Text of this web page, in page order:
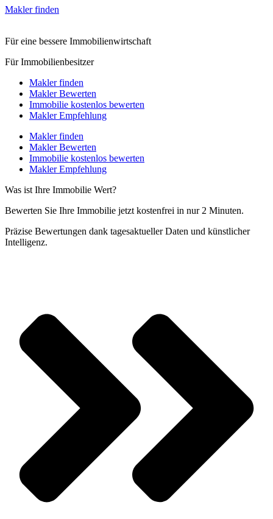
Makler finden
Für eine bessere Immobilienwirtschaft
Für Immobilienbesitzer
Makler finden
Makler Bewerten
Immobilie kostenlos bewerten
Makler Empfehlung
Makler finden
Makler Bewerten
Immobilie kostenlos bewerten
Makler Empfehlung
Was ist Ihre Immobilie Wert?
Bewerten Sie Ihre Immobilie jetzt kostenfrei in nur 2 Minuten.
Präzise Bewertungen dank tagesaktueller Daten und künstlicher
Intelligenz.